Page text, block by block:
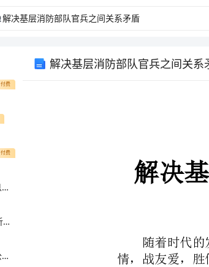
付费
付费
桂林市临桂区屿航房地产信息部介绍企业发展分析报告
5～6岁幼儿绘画表征特点分析及教育建议浅析
河北敏鼎企业管理服务有限公司介绍企业发展分析报告
解决基层消防部队官兵之间关系